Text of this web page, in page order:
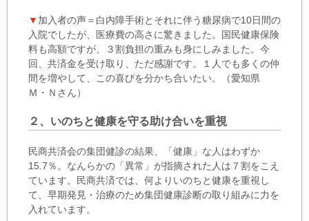
▼ 加入者の声＝白内障手術とそれに伴う糖尿病で10日間の
入院でしたが、医療費の高さに驚きました。国民健康保険
料も高額ですが、３割負担の重みも身にしみました。今
回、共済金を受け取り、ただ感謝です。１人でも多くの仲
間を増やして、この喜びを分かち合いたい。（愛知県
Ｍ・Ｎさん）
２、いのちと健康を守る助け合いを重視
民商共済会の集団健診の結果、「健康」な人はわずか
15.7％。なんらかの「異常」が指摘された人は７割をこえ
ています。民商共済では、何よりいのちと健康を重視し
て、早期発見・治療のため集団健康診断の取り組みに力を
入れています。